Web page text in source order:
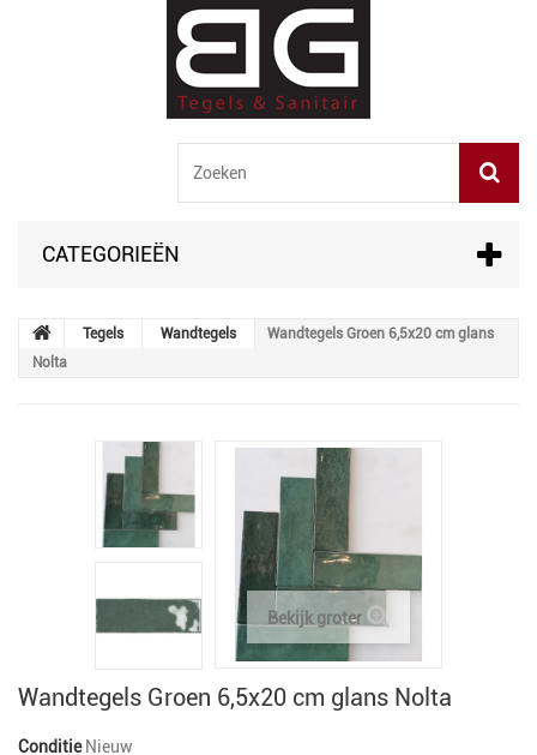
CATEGORIEËN
Tegels Wandtegels
Wandtegels Groen 6,5x20 cm glans
Nolta
Bekijk groter
Wandtegels Groen 6,5x20 cm glans Nolta
Conditie Nieuw